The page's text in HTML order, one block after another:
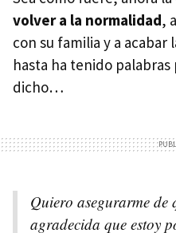
volver a la normalidad,
con su familia y a acabar
hasta ha tenido palabras
dicho…
Quiero asegurarme de
agradecida que estoy